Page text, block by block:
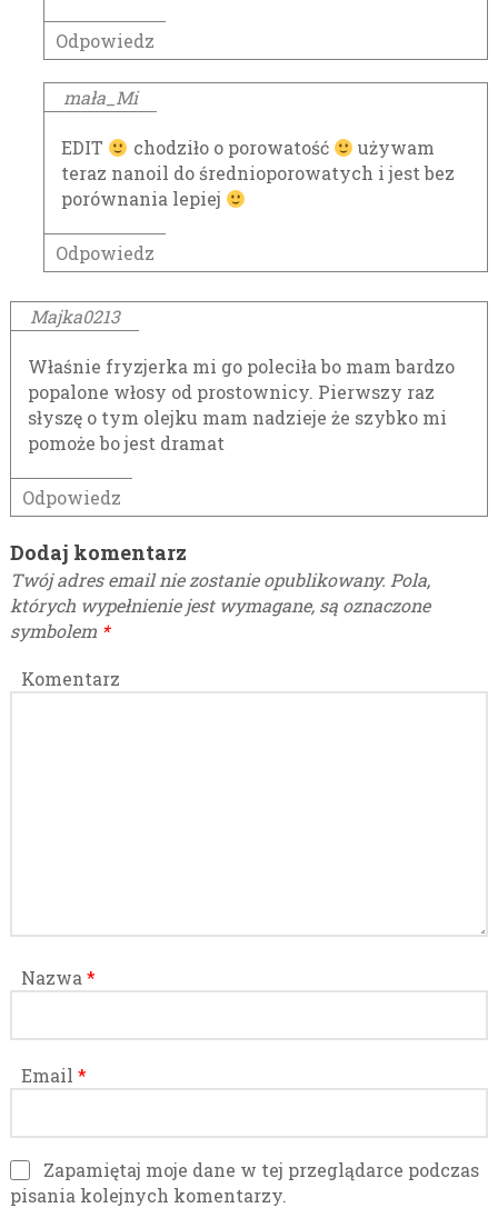
Odpowiedz
mała_Mi
EDIT chodziło o porowatość
używam
teraz nanoil do średnioporowatych i jest bez
porównania lepiej
Odpowiedz
Majka0213
Właśnie fryzjerka mi go poleciła bo mam bardzo
popalone włosy od prostownicy. Pierwszy raz
słyszę o tym olejku mam nadzieje że szybko mi
pomoże bo jest dramat
Odpowiedz
Dodaj komentarz
Twój adres email nie zostanie opublikowany. Pola,
których wypełnienie jest wymagane, są oznaczone
symbolem *
Komentarz
Nazwa *
Email *
Zapamiętaj moje dane w tej przeglądarce podczas
pisania kolejnych komentarzy.